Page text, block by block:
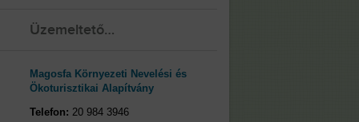
Üzemeltető…
Magosfa Környezeti Nevelési és
Ökoturisztikai Alapítvány
Telefon: 20 984 3946